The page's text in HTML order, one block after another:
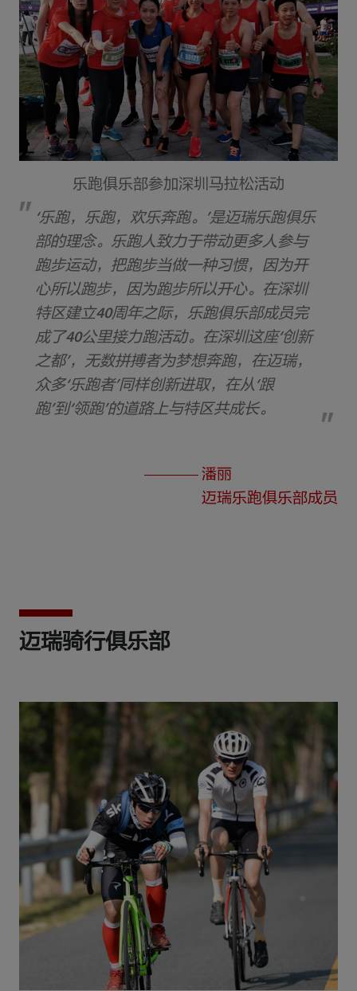
乐跑俱乐部参加深圳马拉松活动
‘乐跑，乐跑，欢乐奔跑。’是迈瑞乐跑俱乐
部的理念。乐跑人致力于带动更多人参与
跑步运动，把跑步当做一种习惯，因为开
心所以跑步，因为跑步所以开心。在深圳
特区建立40周年之际，乐跑俱乐部成员完
成了40公里接力跑活动。在深圳这座‘创新
之都’，无数拼搏者为梦想奔跑，在迈瑞，
众多‘乐跑者’同样创新进取，在从‘跟
跑’到‘领跑’的道路上与特区共成长。
潘丽
迈瑞乐跑俱乐部成员
迈瑞骑行俱乐部